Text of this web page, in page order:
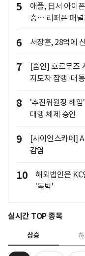
5
애플, 日서 아이
충… 리퍼폰 패널
6 서장훈, 28억에
7
[줌인] 호르무즈
지도자 잠행·대
8
'추진위원장 해
대행 체제 승인
9
[사이언스카페]
감염
10
해외법인은
'독박'
실시간 TOP 종목
상승